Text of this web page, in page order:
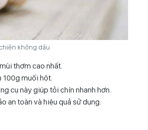
không dầu
thơm cao nhất.
100g muối hột.
cụ này giúp tỏi chín nhanh hơn.
an toàn và hiệu quả sử dụng.